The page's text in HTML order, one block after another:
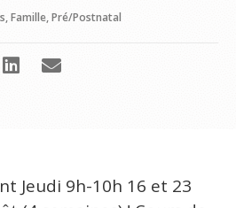
,Famille,Pré/Postnatal
Jeudi 9h-10h 16 et 23